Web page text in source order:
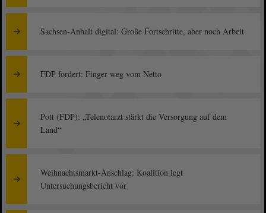
Sachsen-Anhalt digital: Große Fortschritte, aber noch Arbeit
FDP fordert: Finger weg vom Netto
Pott (FDP): „Telenotarzt stärkt die Versorgung auf dem
Land“
Weihnachtsmarkt-Anschlag: Koalition legt
Untersuchungsbericht vor